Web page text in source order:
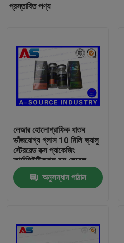
প্রস্তাবিত পণ্য
লেজার হোলোগ্রাফিক ধাতব
ভাঁজযোগ্য গ্লাস 10 মিলি ভ্যালু
স্টেরয়েড বক্স প্যাকেজিং
ফার্মাসিউটিক্যাল বক্স লেবেল
অনুসন্ধান পাঠান